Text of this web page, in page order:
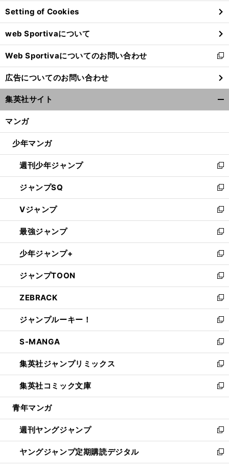
ド
ウ
で
開
く
Setting of Cookies
web Sportivaについて
Web Sportivaについてのお問い合わせ
新
し
い
ウ
ィ
ン
ウ
開
く
広告についてのお問い合わせ
集英社サイト
マンガ
少年マンガ
週刊少年ジャンプ
新
し
い
ウ
ィ
ン
ド
ウ
で
開
く
ジャンプSQ
新
し
い
ウ
ィ
ン
ド
ウ
で
開
く
Vジャンプ
新
し
い
ウ
ィ
ン
ド
ウ
で
開
く
最強ジャンプ
新
し
い
ウ
ィ
ン
ド
ウ
で
開
く
少年ジャンプ+
新
し
い
ウ
ィ
ン
ド
ウ
で
開
く
ジャンプTOON
新
し
い
ウ
ィ
ン
ド
ウ
で
開
く
ZEBRACK
新
し
い
ウ
ィ
ン
ド
ウ
で
開
ジャンプルーキー！
新
し
い
ウ
ィ
ン
ド
ウ
開
く
S-MANGA
新
し
い
ウ
ィ
ン
ウ
で
開
く
集英社ジャンプリミックス
新
し
い
ウ
ン
ド
ウ
で
開
集英社コミック文庫
新
し
ウ
ィ
ン
ド
ウ
青年マンガ
週刊ヤングジャンプ
新
し
い
ウ
ヤングジャンプ定期購読デジタル
新
し